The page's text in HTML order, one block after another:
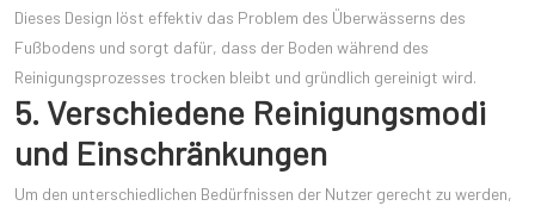
Dieses Design löst effektiv das Problem des Überwässerns des
Fußbodens und sorgt dafür, dass der Boden während des
Reinigungsprozesses trocken bleibt und gründlich gereinigt wird.
5. Verschiedene Reinigungsmodi
und Einschränkungen
Um den unterschiedlichen Bedürfnissen der Nutzer gerecht zu werden,